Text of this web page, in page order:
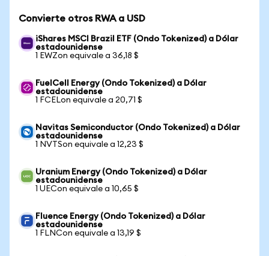
Convierte otros RWA a USD
iShares MSCI Brazil ETF (Ondo Tokenized) a Dólar
estadounidense
1 EWZon equivale a 36,18 $
FuelCell Energy (Ondo Tokenized) a Dólar
estadounidense
1 FCELon equivale a 20,71 $
Navitas Semiconductor (Ondo Tokenized) a Dólar
estadounidense
1 NVTSon equivale a 12,23 $
Uranium Energy (Ondo Tokenized) a Dólar
estadounidense
1 UECon equivale a 10,65 $
Fluence Energy (Ondo Tokenized) a Dólar
estadounidense
1 FLNCon equivale a 13,19 $